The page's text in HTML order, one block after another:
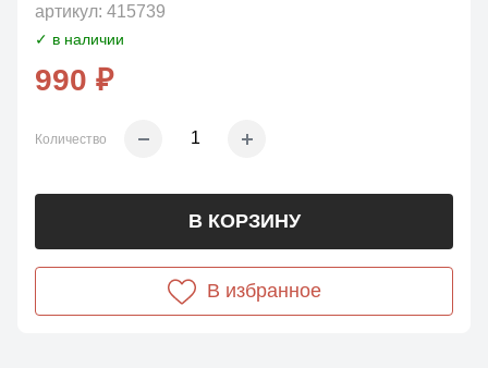
артикул: 415739
✓ в наличии
990 ₽
Количество
В КОРЗИНУ
В избранное